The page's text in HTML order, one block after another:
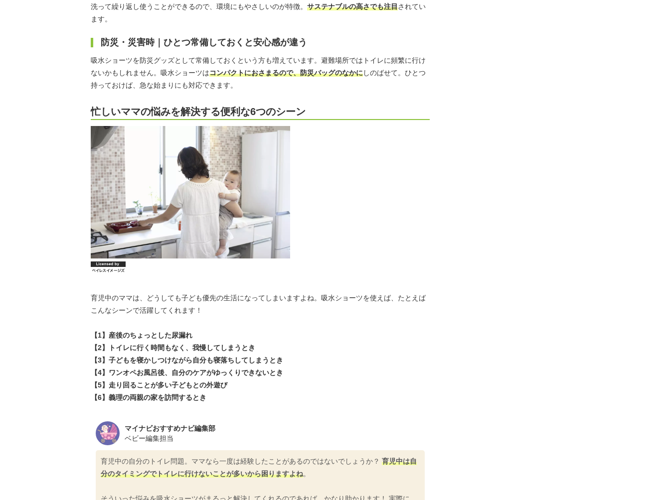
洗って繰り返し使うことができるので、環境にもやさしいのが特徴。 サステナブルの高さでも注目されてい
ます。
防災・災害時｜ひとつ常備しておくと安心感が違う
吸水ショーツを防災グッズとして常備しておくという方も増えています。避難場所ではトイレに頻繁に行け
ないかもしれません。吸水ショーツはコンパクトにおさまるので、防災バッグのなかにしのばせて。ひとつ
持っておけば、急な始まりにも対応できます。
忙しいママの悩みを解決する便利な6つのシーン
育児中のママは、どうしても子ども優先の生活になってしまいますよね。吸水ショーツを使えば、たとえば
こんなシーンで活躍してくれます！
【1】産後のちょっとした尿漏れ
【2】トイレに行く時間もなく、我慢してしまうとき
【3】子どもを寝かしつけながら自分も寝落ちしてしまうとき
【4】ワンオペお風呂後、自分のケアがゆっくりできないとき
【5】走り回ることが多い子どもとの外遊び
【6】義理の両親の家を訪問するとき
マイナビおすすめナビ編集部
ベビー編集担当
育児中の自分のトイレ問題。ママなら一度は経験したことがあるのではないでしょうか？ 育児中は自
分のタイミングでトイレに行けないことが多いから困りますよね。
そういった悩みを吸水ショーツがまるっと解決してくれるのであれば、かなり助かります！ 実際に、